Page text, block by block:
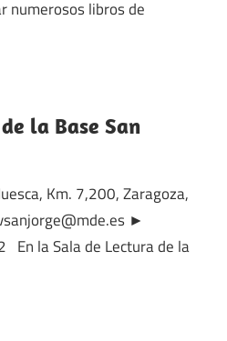
numerosos libros de
la Base San
Km. 7,200, Zaragoza,
►
En la Sala de Lectura de la